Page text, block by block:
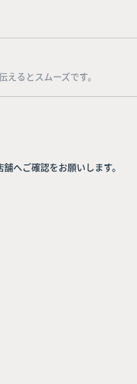
るとスムーズです。
へご確認をお願いします。